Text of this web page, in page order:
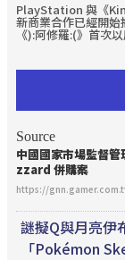
PlayStation 與《
新商業合作已經開始
《):阿修羅:(》首次
Source
中國國家市場監督
zzard 併購案
https://
謎擬Q與月亮伊
「Pokémon